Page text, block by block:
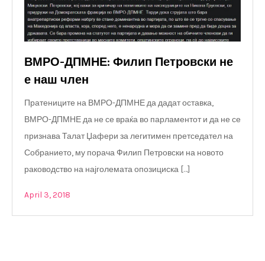
ВМРО-ДПМНЕ: Филип Петровски не
е наш член
Пратениците на ВМРО-ДПМНЕ да дадат оставка,
ВМРО-ДПМНЕ да не се враќа во парламентот и да не се
признава Талат Џафери за легитимен претседател на
Собранието, му порача Филип Петровски на новото
раководство на најголемата опозициска […]
April 3, 2018